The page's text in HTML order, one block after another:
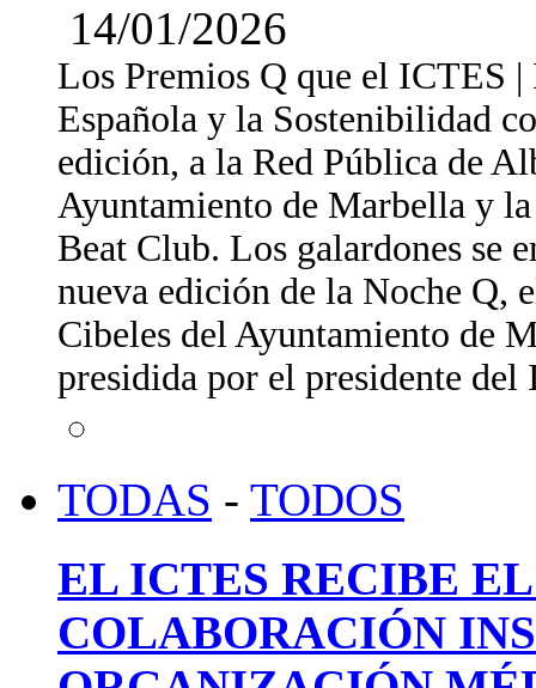
14/01/2026
Los Premios Q que el ICTES
Española y la Sostenibilidad
edición, a la Red Pública de
Ayuntamiento de Marbella y
Beat Club. Los galardones se
nueva edición de la Noche Q,
Cibeles del Ayuntamiento de
presidida por el presidente
TODAS - TODOS
EL ICTES RECIBE
COLABORACIÓN